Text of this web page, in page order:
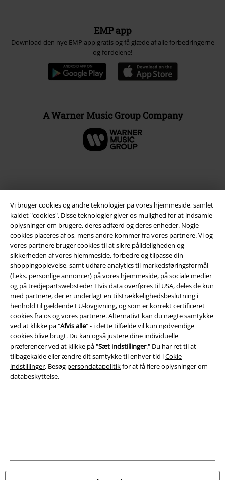
Vi bruger cookies og andre teknologier på vores hjemmeside, samlet
kaldet "cookies". Disse teknologier giver os mulighed for at indsamle
oplysninger om brugere, deres adfærd og deres enheder. Nogle
cookies placeres af os, mens andre kommer fra vores partnere. Vi og
vores partnere bruger cookies til at sikre pålideligheden og
sikkerheden af ​​vores hjemmeside, forbedre og tilpasse din
shoppingoplevelse, samt udføre analytics til markedsføringsformål
(f.eks. personlige annoncer) på vores hjemmeside, på sociale medier
og på tredjepartswebsteder Hvis data overføres til USA, deles de kun
med partnere, der er underlagt en tilstrækkelighedsbeslutning i
henhold til gældende EU-lovgivning, og som er korrekt certificeret
cookies fra os og vores partnere. Alternativt kan du nægte samtykke
ved at klikke på "Afvis alle" - i dette tilfælde vil kun nødvendige
cookies blive brugt. Du kan også justere dine individuelle
præferencer ved at klikke på "Sæt indstillinger." Du har ret til at
tilbagekalde eller ændre dit samtykke til enhver tid iCokie
indstillinger. Besøg persondatapolitikfor at få flere oplysninger om
databeskyttelse.
EMP app
Download den nye EMP app gratis og få glæde af alle forbedringerne
og fordelene!
A Warner Music Group Company
Juridisk
Salgs-, medlems- & leveringsbetingelser
Om EMP Danmark
Persondatapolitik
Bortskaffelse af affald og miljøbeskyttelse
Overensstemmelseserklæring
Alle priser er inkl. moms. Oplyst leveringstid er et estimat og ikke
garanteret.